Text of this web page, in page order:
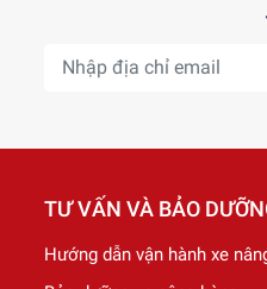
TƯ VẤN VÀ BẢO
Hướng dẫn vận hành xe